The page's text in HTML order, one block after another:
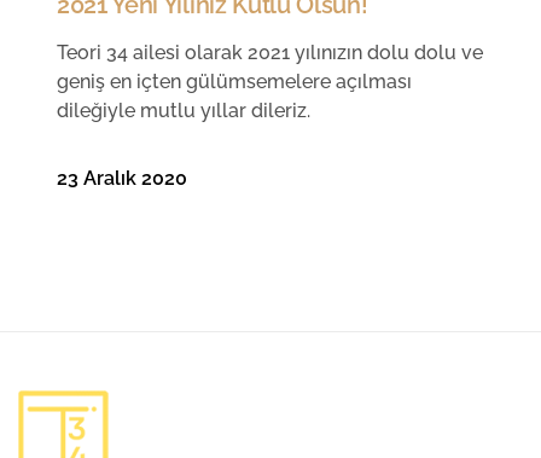
Teori 34 ailesi olarak 2021 yılınızın dolu dolu ve
geniş en içten gülümsemelere açılması
dileğiyle mutlu yıllar dileriz.
23 Aralık 2020